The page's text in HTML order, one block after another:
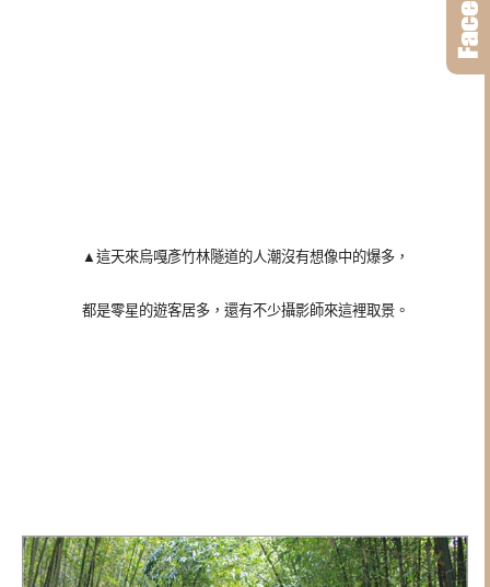
▲這天來烏嘎彥竹林隧道的人潮沒有想像中的爆多，
都是零星的遊客居多，還有不少攝影師來這裡取景。